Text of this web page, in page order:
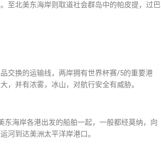
至北美东海岸则取道社会群岛中的帕皮提，过巴
交换的运输线，两岸拥有世界杯赛/5的重要港
，并有浓雾，冰山，对航行安全有威胁。
海岸各港出发的船舶一起，一般都经莫纳，向
河到达美洲太平洋岸港口。